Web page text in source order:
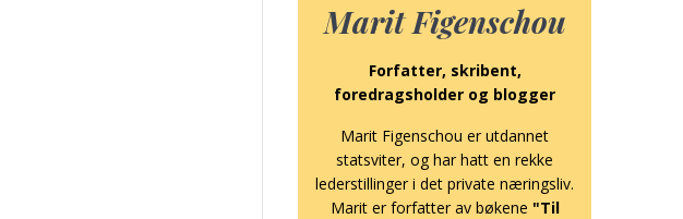
Marit Figenschou
Forfatter, skribent,
foredragsholder og blogger
Marit Figenschou er utdannet
statsviter, og har hatt en rekke
lederstillinger i det private næringsliv.
Marit er forfatter av bøkene "Til